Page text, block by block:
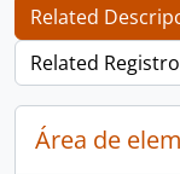
Related
Related
Área de